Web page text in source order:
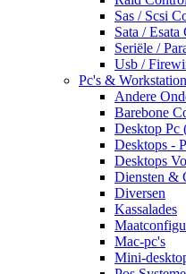
Sas / Scsi
Sata /
Seriële /
Usb /
Pc's &
Andere
Barebone
Desktop Pc
Desktops -
Desktops
Diensten &
Diversen
Kassalades
Mac-pc's
Mini-